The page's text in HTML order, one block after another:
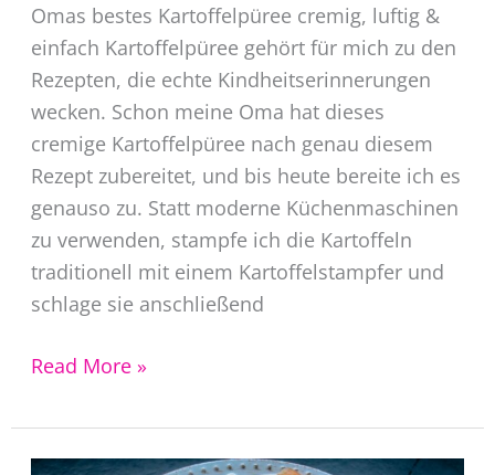
Omas bestes Kartoffelpüree cremig, luftig &
einfach Kartoffelpüree gehört für mich zu den
Rezepten, die echte Kindheitserinnerungen
wecken. Schon meine Oma hat dieses
cremige Kartoffelpüree nach genau diesem
Rezept zubereitet, und bis heute bereite ich es
genauso zu. Statt moderne Küchenmaschinen
zu verwenden, stampfe ich die Kartoffeln
traditionell mit einem Kartoffelstampfer und
schlage sie anschließend
Kartoffelpüree
mit
Milch
Read More »